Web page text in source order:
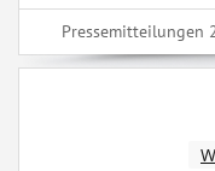
Pressemitteilungen